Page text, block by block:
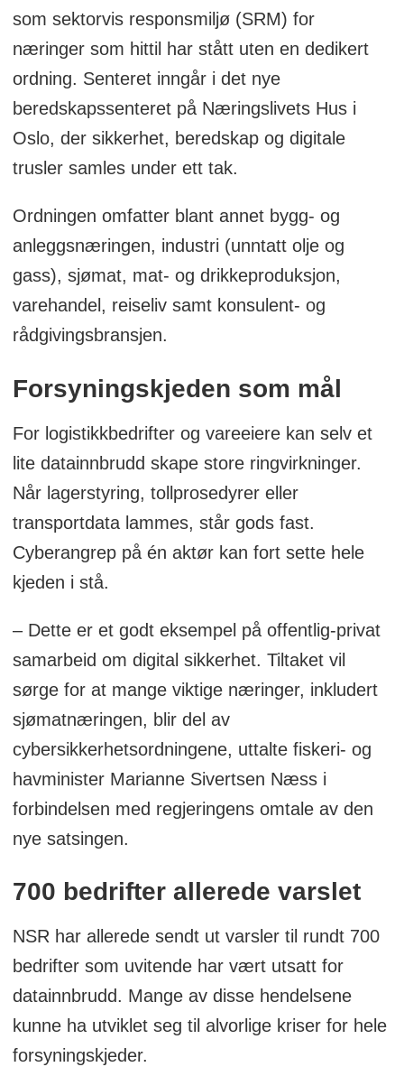
som sektorvis responsmiljø (SRM) for
næringer som hittil har stått uten en dedikert
ordning. Senteret inngår i det nye
beredskapssenteret på Næringslivets Hus i
Oslo, der sikkerhet, beredskap og digitale
trusler samles under ett tak.
Ordningen omfatter blant annet bygg- og
anleggsnæringen, industri (unntatt olje og
gass), sjømat, mat- og drikkeproduksjon,
varehandel, reiseliv samt konsulent- og
rådgivingsbransjen.
Forsyningskjeden som mål
For logistikkbedrifter og vareeiere kan selv et
lite datainnbrudd skape store ringvirkninger.
Når lagerstyring, tollprosedyrer eller
transportdata lammes, står gods fast.
Cyberangrep på én aktør kan fort sette hele
kjeden i stå.
– Dette er et godt eksempel på offentlig-privat
samarbeid om digital sikkerhet. Tiltaket vil
sørge for at mange viktige næringer, inkludert
sjømatnæringen, blir del av
cybersikkerhetsordningene, uttalte fiskeri- og
havminister Marianne Sivertsen Næss i
forbindelsen med regjeringens omtale av den
nye satsingen.
700 bedrifter allerede varslet
NSR har allerede sendt ut varsler til rundt 700
bedrifter som uvitende har vært utsatt for
datainnbrudd. Mange av disse hendelsene
kunne ha utviklet seg til alvorlige kriser for hele
forsyningskjeder.